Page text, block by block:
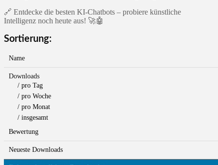
🔗 Entdecke die besten KI-Chatbots – probiere künstliche
Intelligenz noch heute aus! 🚀🤖
Sortierung:
Name
Downloads
/ pro Tag
/ pro Woche
/ pro Monat
/ insgesamt
Bewertung
Neueste Downloads